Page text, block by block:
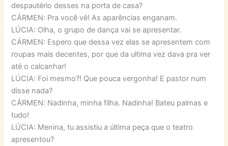
despautério desses na porta de casa?
CÁRMEN: Pra você vê! As aparências enganam.
LÚCIA: Olha, o grupo de dança vai se apresentar.
CÁRMEN: Espero que dessa vez elas se apresentem com
roupas mais decentes, por que da ultima vez dava pra ver
até o calcanhar!
LÚCIA: Foi mesmo?! Que pouca vergonha! E pastor num
disse nada?
CÁRMEN: Nadinha, minha filha. Nadinha! Bateu palmas e
tudo!
LÚCIA: Menina, tu assistiu a última peça que o teatro
apresentou?